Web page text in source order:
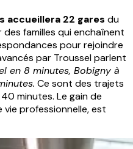
accueillera 22 gares du
des familles qui enchaînent
pour rejoindre
par Troussel parlent
en 8 minutes, Bobigny à
Ce sont des trajets
minutes. Le gain de
vie professionnelle, est